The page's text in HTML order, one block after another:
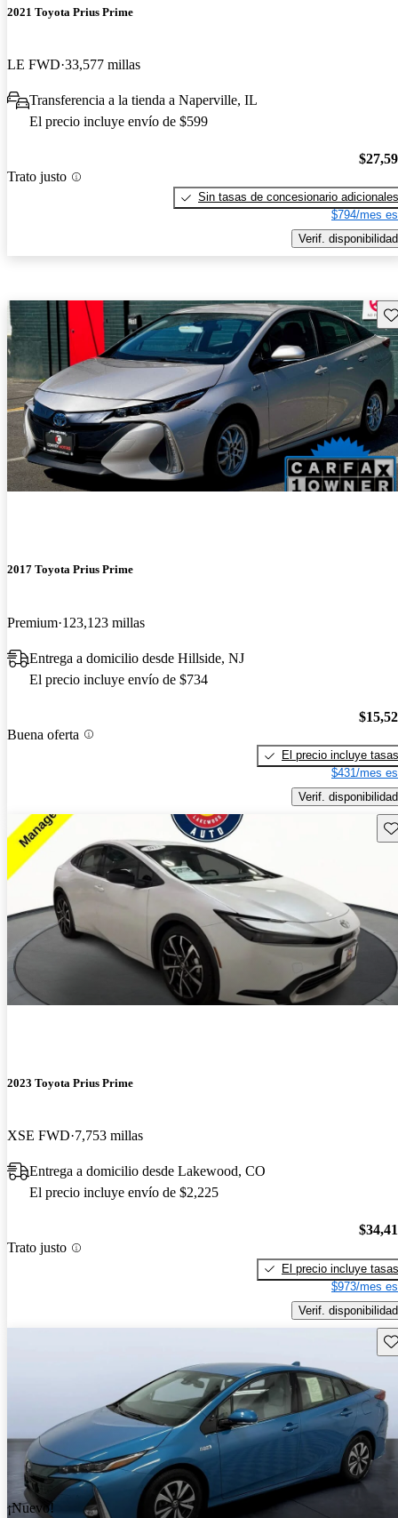
2021 Toyota Prius Prime
LE FWD 33,577 millas
Transferencia a la tienda a Naperville, IL
El precio incluye envío de $599
Trato justo
Sin tasas de concesionario adicionales
$794/mes
Verif. disponibilidad
2017 Toyota Prius Prime
Premium 123,123 millas
Entrega a domicilio desde Hillside, NJ
El precio incluye envío de $734
Buena oferta
El precio incluye tasas
$431/mes
Verif. disponibilidad
2023 Toyota Prius Prime
XSE FWD 7,753 millas
Entrega a domicilio desde Lakewood, CO
El precio incluye envío de $2,225
Trato justo
El precio incluye tasas
$973/mes
Verif. disponibilidad
¡Nuevo!